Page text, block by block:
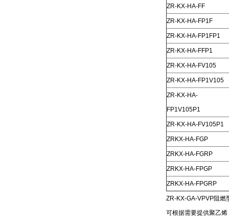
ZR-KX-HA-FF
ZR-KX-HA-FP1F
ZR-KX-HA-FP1FP1
ZR-KX-HA-FFP1
ZR-KX-HA-FV105
ZR-KX-HA-FP1V105
ZR-KX-HA-
FP1V105P1
ZR-KX-HA-FV105P1
ZRKX-HA-FGP
ZRKX-HA-FGRP
ZRKX-HA-FPGP
ZRKX-HA-FPGRP
ZR-KX-GA-VPVP阻燃
可根据需要提供聚乙